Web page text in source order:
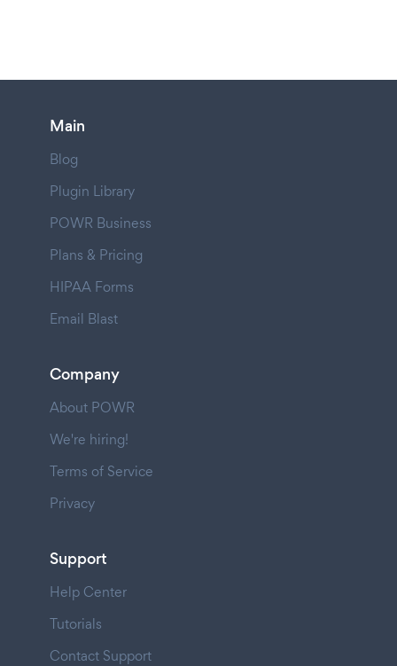
Main
Blog
Plugin Library
POWR Business
Plans & Pricing
HIPAA Forms
Email Blast
Company
About POWR
We're hiring!
Terms of Service
Privacy
Support
Help Center
Tutorials
Contact Support